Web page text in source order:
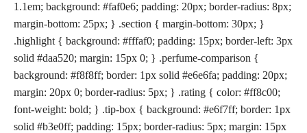
1.1em; background: #faf0e6; padding: 20px; border-radius: 8px;
margin-bottom: 25px; } .section { margin-bottom: 30px; }
.highlight { background: #fffaf0; padding: 15px; border-left: 3px
solid #daa520; margin: 15px 0; } .perfume-comparison {
background: #f8f8ff; border: 1px solid #e6e6fa; padding: 20px;
margin: 20px 0; border-radius: 5px; } .rating { color: #ff8c00;
font-weight: bold; } .tip-box { background: #e6f7ff; border: 1px
solid #b3e0ff; padding: 15px; border-radius: 5px; margin: 15px